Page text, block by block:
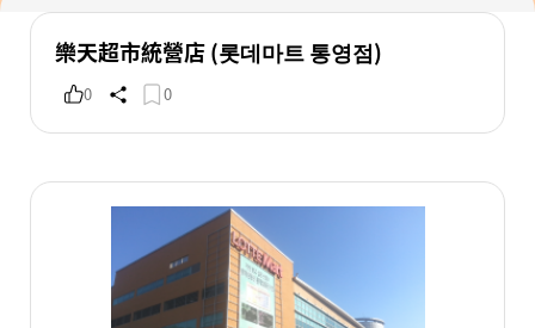
樂天超市統營店 (롯데마트 통영점)
0 0